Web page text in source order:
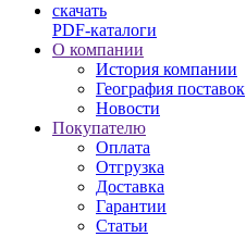
скачать
PDF-каталоги
О компании
История компании
География поставок
Новости
Покупателю
Оплата
Отгрузка
Доставка
Гарантии
Статьи